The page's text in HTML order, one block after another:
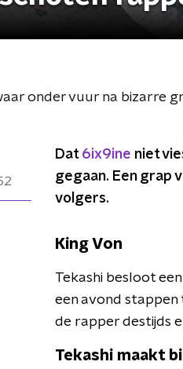
onder vuur na bizarre
Dat 6ix9ine niet
gegaan. Een grap
volgers.
King Von
Tekashi besloot
een avond stappen
de rapper destijds
Tekashi maakt